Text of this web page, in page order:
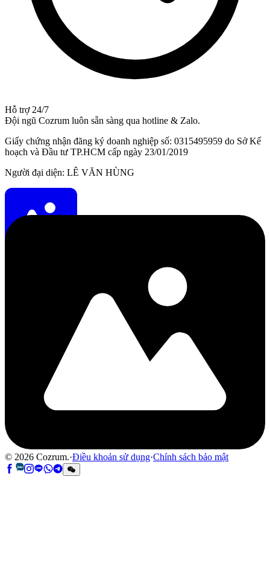
Hỗ trợ 24/7
Đội ngũ Cozrum luôn sẵn sàng qua hotline & Zalo.
Giấy chứng nhận đăng ký doanh nghiệp số: 0315495959 do Sở Kế
hoạch và Đầu tư TP.HCM cấp ngày 23/01/2019
Người đại diện: LÊ VĂN HÙNG
© 2026 Cozrum.·Điều khoản sử dụng·Chính sách bảo mật